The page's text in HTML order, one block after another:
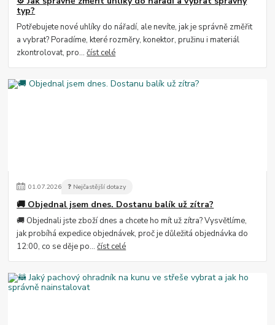
typ?
Potřebujete nové uhlíky do nářadí, ale nevíte, jak je správně změřit
a vybrat? Poradíme, které rozměry, konektor, pružinu i materiál
zkontrolovat, pro...číst celé
01.07.2026 ❓ Nejčastější dotazy
🚚 Objednal jsem dnes. Dostanu balík už zítra?
🚚 Objednali jste zboží dnes a chcete ho mít už zítra? Vysvětlíme,
jak probíhá expedice objednávek, proč je důležitá objednávka do
12:00, co se děje po...číst celé